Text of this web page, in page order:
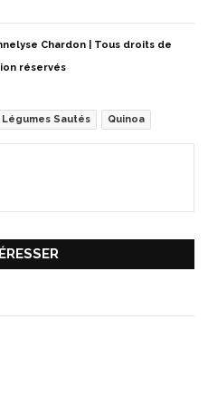
Chardon | Tous droits de
réservés
Légumes Sautés Quinoa